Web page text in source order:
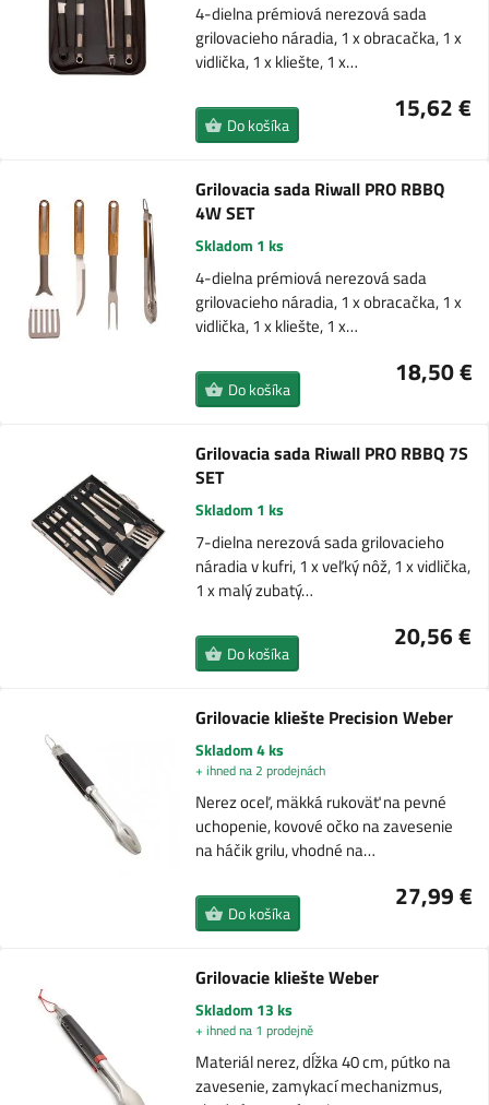
4-dielna prémiová nerezová sada
grilovacieho náradia, 1 x obracačka, 1 x
vidlička, 1 x kliešte, 1 x…
15,62 €
Do košíka
Grilovacia sada Riwall PRO RBBQ
4W SET
Skladom 1 ks
4-dielna prémiová nerezová sada
grilovacieho náradia, 1 x obracačka, 1 x
vidlička, 1 x kliešte, 1 x…
18,50 €
Do košíka
Grilovacia sada Riwall PRO RBBQ 7S
SET
Skladom 1 ks
7-dielna nerezová sada grilovacieho
náradia v kufri, 1 x veľký nôž, 1 x vidlička,
1 x malý zubatý…
20,56 €
Do košíka
Grilovacie kliešte Precision Weber
Skladom 4 ks
+ ihned na 2 prodejnách
Nerez oceľ, mäkká rukoväť na pevné
uchopenie, kovové očko na zavesenie
na háčik grilu, vhodné na…
27,99 €
Do košíka
Grilovacie kliešte Weber
Skladom 13 ks
+ ihned na 1 prodejně
Materiál nerez, dĺžka 40 cm, pútko na
zavesenie, zamykací mechanizmus,